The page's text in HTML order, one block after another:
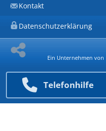
Telefon­hilfe
Kontakt
Datenschutzerklärung
Ein Unternehmen von